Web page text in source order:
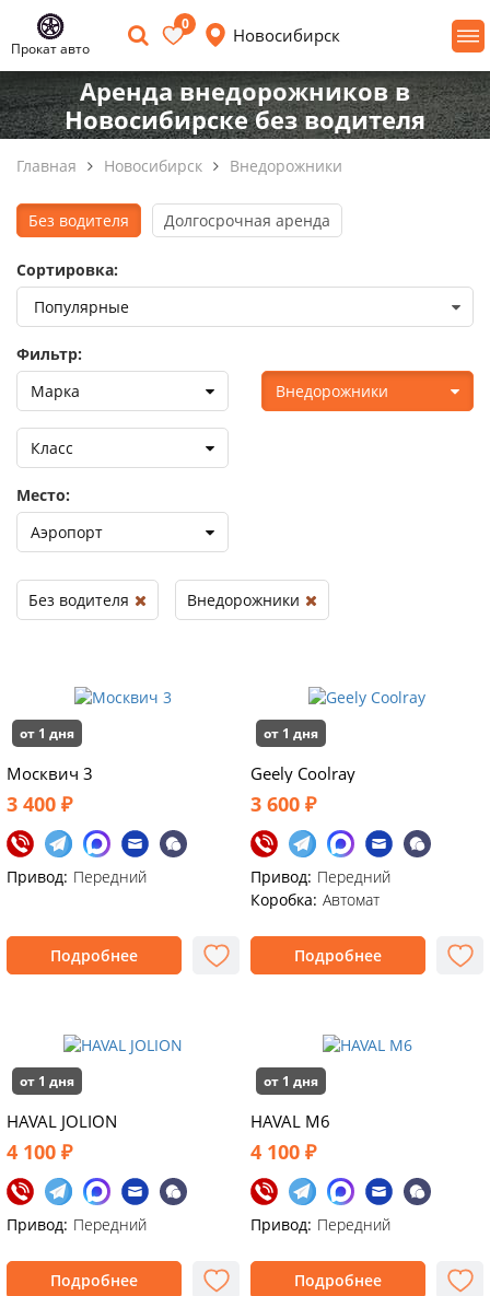
Прокат авто
0
Новосибирск
Аренда внедорожников в
Новосибирске без водителя
Главная Новосибирск Внедорожники
от 1 дня
Москвич 3
3 400 ₽
Привод: Передний
Подробнее
от 1 дня
Geely Coolray
3 600 ₽
Привод: Передний
Коробка: Автомат
Подробнее
от 1 дня
HAVAL JOLION
4 100 ₽
Привод: Передний
Подробнее
от 1 дня
HAVAL M6
4 100 ₽
Привод: Передний
Подробнее
Без водителя Долгосрочная аренда
Сортировка:
Фильтр:
Марка
Внедорожники
Класс
Место:
Аэропорт
Без водителя Внедорожники